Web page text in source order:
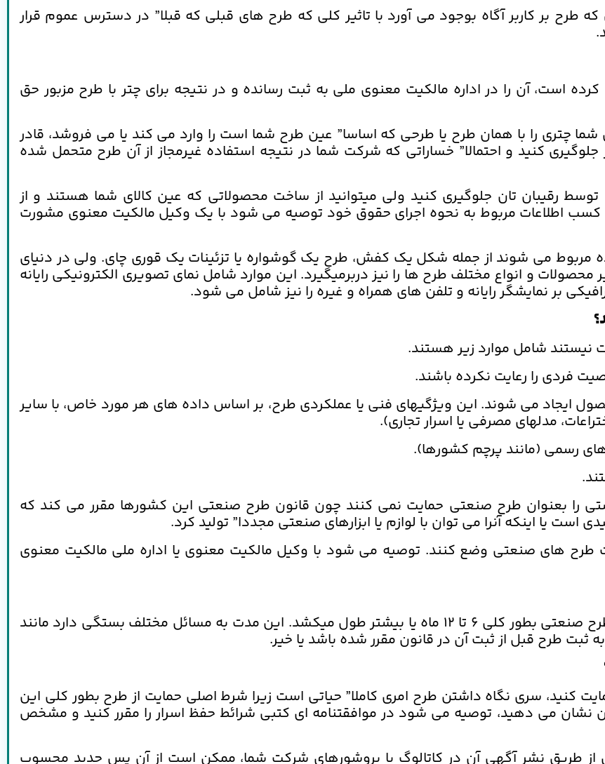
طرح بر کاربر آگاه بوجود می آورد با تاثیر کلی که طرح های قبلی که قبلا” در دسترس عموم قرار
است، آن را در اداره مالکیت معنوی ملی به ثبت رسانده و در نتیجه برای چتر با طرح مزبور حق
چتری را با همان طرح یا طرحی که اساسا” عین طرح شما است را وارد می کند یا می فروشد، قادر
کنید و احتمالا” خساراتی که شرکت شما در نتیجه استفاده غیرمجاز از آن طرح متحمل شده
توسط رقیبان تان جلوگیری کنید ولی میتوانید از ساخت محصولاتی که عین کالای شما هستند و از
کسب اطلاعات مربوط به نحوه اجرای حقوق خود توصیه می شود با یک وکیل مالکیت معنوی مشورت
مربوط می شوند از جمله شکل یک کفش، طرح یک گوشواره یا تزئینات یک قوری چای. ولی در دنیای
و انواع مختلف طرح ها را نیز دربرمیگیرد. این موارد شامل نمای تصویری الکترونیکی رایانه
بر نمایشگر رایانه و تلفن های همراه و غیره را نیز شامل می شود.
نیستند شامل موارد زیر هستند.
فردی را رعایت نکرده باشند.
ایجاد می شوند. این ویژگیهای فنی یا عملکردی طرح، بر اساس داده های هر مورد خاص، با سایر
مدلهای مصرفی یا اسرار تجاری).
رسمی (مانند پرچم کشورها).
را بعنوان طرح صنعتی حمایت نمی کنند چون قانون طرح صنعتی این کشورها مقرر می کند که
یا اینکه آنرا می توان با لوازم یا ابزارهای صنعتی مجددا” تولید کرد.
طرح های صنعتی وضع کنند. توصیه می شود با وکیل مالکیت معنوی یا اداره ملی مالکیت معنوی
بسته به هر اداره ملی مالکیت معنوی، فرآیند ثبت یک طرح صنعتی بطور کلی 6 تا 12 ماه یا بیشتر طول میکشد. این مدت به مسائل مختلف بستگی دارد مانند
به ثبت طرح قبل از ثبت آن در قانون مقرر شده باشد یا خیر.
کنید، سری نگاه داشتن طرح امری کاملا” حیاتی است زیرا شرط اصلی حمایت از طرح بطور کلی این
نشان می دهید، توصیه می شود در موافقتنامه ای کتبی شرائط حفظ اسرار را مقرر کنید و مشخص
از طریق نشر آگهی آن در کاتالوگ یا بروشورهای شرکت شما، ممکن است از آن پس جدید محسوب